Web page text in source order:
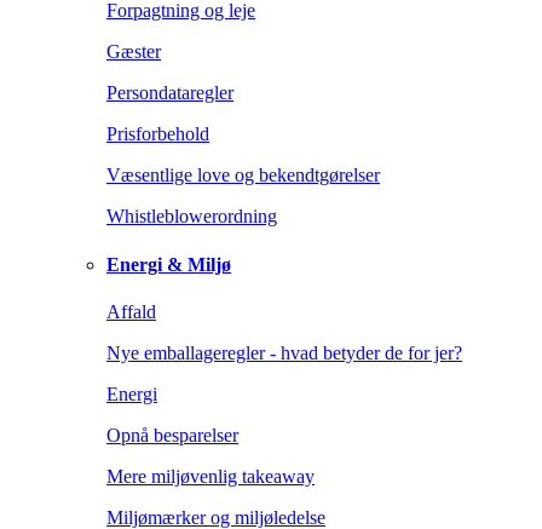
Forpagtning og leje
Gæster
Persondataregler
Prisforbehold
Væsentlige love og bekendtgørelser
Whistleblowerordning
Energi & Miljø
Affald
Nye emballageregler - hvad betyder de for jer?
Energi
Opnå besparelser
Mere miljøvenlig takeaway
Miljømærker og miljøledelse